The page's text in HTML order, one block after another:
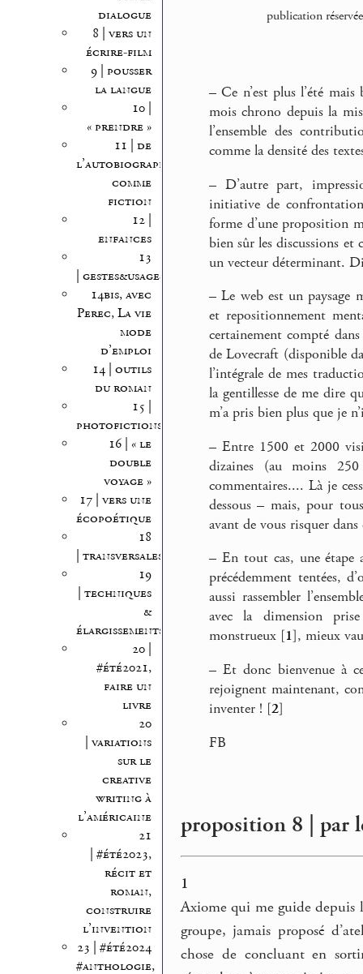
dialogue
8 | vers un
écrire-film
9 | pousser
la langue
10 |
« prendre »
11 | de
l’autobiographie
comme
fiction
12 |
enfances
13
| gestes&usages
14bis, avec
Perec, La vie
mode
d’emploi
14 | outils
du roman
15 |
photofictions
16 | « le
double
voyage »
17 | vers une
écopoétique
18
| transversales
19
| techniques
&
élargissements
20 |
#été2021,
faire un
livre
20
| variations
sur le
creative
writing à
l’américaine
21
| #été2023,
récit et
roman,
construire
l’invention
23 | #été2024
#anthologie,
publication
– Ce n’est plus l’été
mois chrono depuis la
l’ensemble des
comme la densité des
– D’autre part,
initiative de
forme d’une proposition
bien sûr les discussions
un vecteur déterminant.
– Le web est un paysage
et repositionnement
certainement compté
de Lovecraft (disponible
l’intégrale de mes
la gentillesse de me dire
m’a pris bien plus que je
– Entre 1500 et 2000
dizaines (au moins
commentaires.... Là je
dessous – mais, pour
avant de vous risquer dans
– En tout cas, une étape
précédemment tentées,
aussi rassembler
avec la dimension
monstrueux [1], mieux
– Et donc bienvenue à
rejoignent maintenant,
inventer ! [2]
FB
proposition 8 | par
1
Axiome qui me guide depuis
groupe, jamais proposé
chose de concluant en